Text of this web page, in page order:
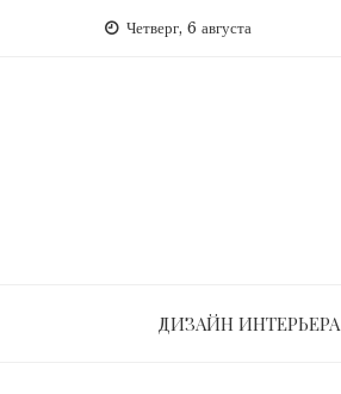
Четверг, 6 августа
ДИЗАЙН ИНТЕРЬЕРА